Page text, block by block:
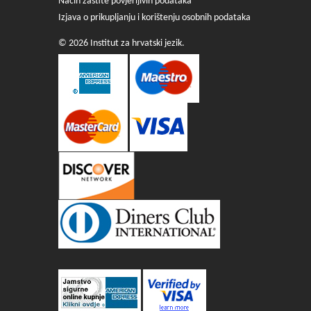
Izjava o prikupljanju i korištenju osobnih podataka
© 2026 Institut za hrvatski jezik.